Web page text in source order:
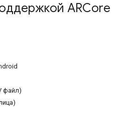
ARCore
файл)